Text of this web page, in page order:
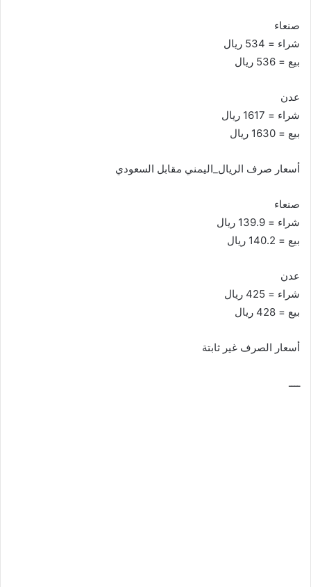
صنعاء
شراء = 534 ريال
بيع = 536 ريال
عدن
شراء = 1617 ريال
بيع = 1630 ريال
أسعار صرف الريال_اليمني مقابل السعودي
صنعاء
شراء = 139.9 ريال
بيع = 140.2 ريال
عدن
شراء = 425 ريال
بيع = 428 ريال
أسعار الصرف غير ثابتة
ــــ